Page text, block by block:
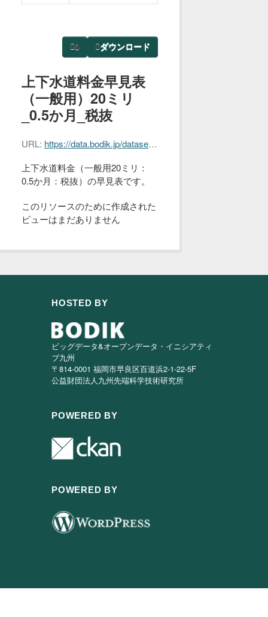
0 ダウンロード
上下水道料金早見表
（一般用）20ミリ
_0.5か月_税抜
URL: https://data.bodik.jp/dataset/008eb481-2bb2-4f83-b894-463859e8bd23/resource/bba06267-9cf7-46cc-a772-59418b224d12/download/nagoya_water_fee_20_0.5.csv
上下水道料金（一般用20ミリ：
0.5か月：税抜）の早見表です。
このリソースのために作成された
ビューはまだありません
HOSTED BY
ビッグデータ&オープンデータ・イニシアティ
ブ九州
〒814-0001 福岡市早良区百道浜2-1-22-5F
公益財団法人九州先端科学技術研究所
POWERED BY
POWERED BY